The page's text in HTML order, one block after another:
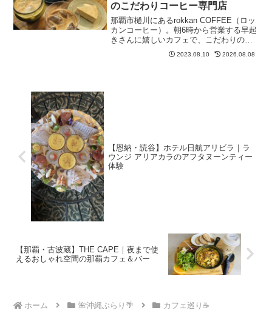
のこだわりコーヒー専門店
那覇市樋川にあるrokkan COFFEE（ロッ
カンコーヒー）。朝6時から営業する早起
きさんに嬉しいカフェで、こだわりの豆
を使ったコーヒーが楽しめます。首里に
2023.08.10 2026.08.08
【恩納・読谷】ホテル日航アリビラ｜ラ
ウンジ アリアカラのアフタヌーンティー
体験
【那覇・古波蔵】THE CAPE｜夜まで使
えるおしゃれ空間の那覇カフェ＆バー
ホーム 🌺沖縄ぶらり🌴 カフェ巡り☕